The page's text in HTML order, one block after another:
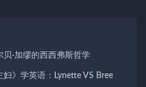
贝·加缪的西西弗斯哲学
妇》学英语：Lynette VS Bree